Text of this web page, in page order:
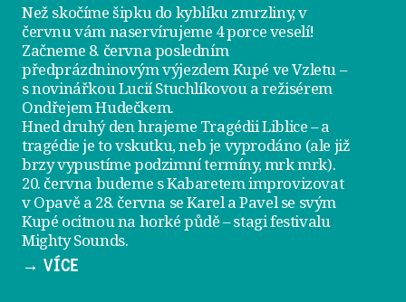
Než skočíme šipku do kyblíku zmrzliny, v
červnu vám naservírujeme 4 porce veselí!
Začneme 8. června posledním
předprázdninovým výjezdemKupé ve Vzletu–
s novinářkou Lucií Stuchlíkovou a režisérem
Ondřejem Hudečkem.
Hned druhý den hrajeme Tragédii Liblice– a
tragédie je to vskutku, neb je vyprodáno (ale již
brzy vypustíme podzimní termíny, mrk mrk).
20. června budeme s Kabaretem improvizovat
v Opavě a 28. června se Karel a Pavel se svým
Kupé ocitnou na horké půdě – stagi festivalu
Mighty Sounds.
→ VÍCE